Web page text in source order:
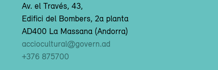
Av. el Través, 43,
Edifici del Bombers, 2a planta
AD400 La Massana (Andorra)
acciocultural@govern.ad
+376 875700